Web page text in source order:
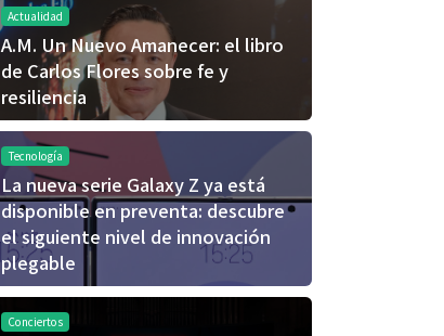
Actualidad
A.M. Un Nuevo Amanecer: el libro
de Carlos Flores sobre fe y
resiliencia
Tecnología
La nueva serie Galaxy Z ya está
disponible en preventa: descubre
el siguiente nivel de innovación
plegable
Conciertos